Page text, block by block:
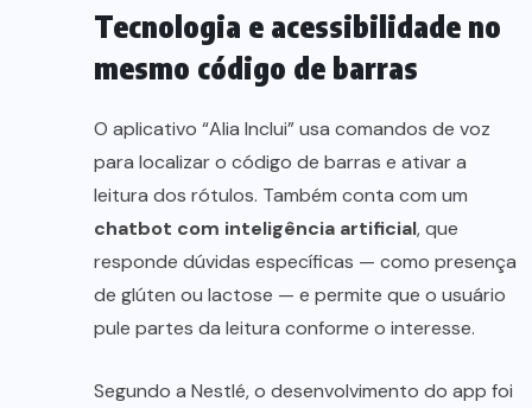
Tecnologia e acessibilidade no
mesmo código de barras
O aplicativo “Alia Inclui” usa comandos de voz
para localizar o código de barras e ativar a
leitura dos rótulos. Também conta com um
chatbot com inteligência artificial, que
responde dúvidas específicas — como presença
de glúten ou lactose — e permite que o usuário
pule partes da leitura conforme o interesse.
Segundo a Nestlé, o desenvolvimento do app foi